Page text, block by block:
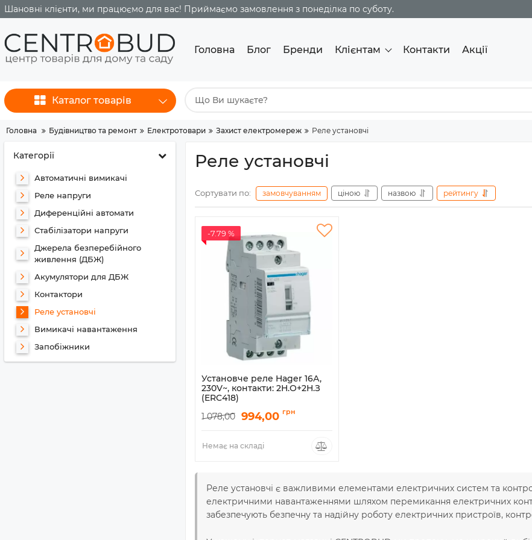
Шановні клієнти, ми працюємо для вас! Приймаємо замовлення з понеділка по суботу.
Головна Блог Бренди Клієнтам Контакти Акції
Каталог товарів
Головна Будівництво та ремонт Електротовари Захист електромереж Реле установчі
Категорії
Автоматичні вимикачі
Реле напруги
Диференційні автомати
Стабілізатори напруги
Джерела безперебійного
живлення (ДБЖ)
Акумулятори для ДБЖ
Контактори
Реле установчі
Вимикачі навантаження
Запобіжники
Реле установчі
Сортувати по: замовчуванням ціною назвою рейтингу
-7.79 %
Установче реле Hager 16А,
230V~, контакти: 2Н.О+2Н.З
(ERC418)
1 078,00 994,00 грн
Немає на складі
Реле установчі є важливими елементами електричних систем та
електричними навантаженнями шляхом перемикання електричних
забезпечують безпечну та надійну роботу електричних пристроїв,